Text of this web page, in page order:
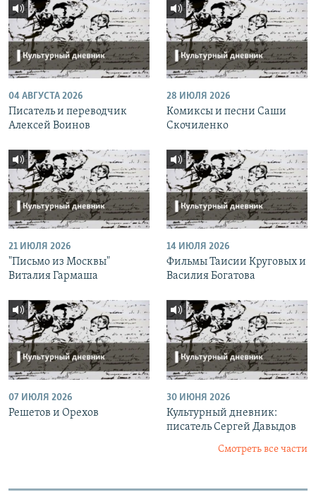
04 АВГУСТА 2026
Писатель и переводчик
Алексей Воинов
28 ИЮЛЯ 2026
Комиксы и песни Саши
Скочиленко
21 ИЮЛЯ 2026
"Письмо из Москвы"
Виталия Гармаша
14 ИЮЛЯ 2026
Фильмы Таисии Круговых и
Василия Богатова
07 ИЮЛЯ 2026
Решетов и Орехов
30 ИЮНЯ 2026
Культурный дневник:
писатель Сергей Давыдов
Смотреть все части